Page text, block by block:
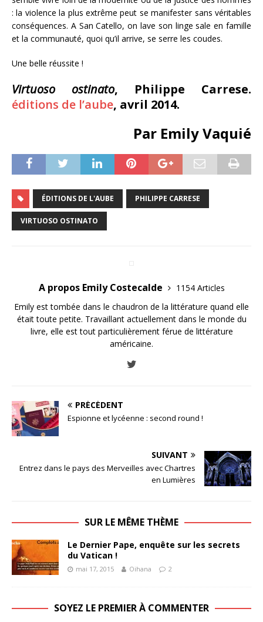
: la violence la plus extrême peut se manifester sans véritables
conséquences. A San Catello, on lave son linge sale en famille
et la communauté, quoi qu’il arrive, se serre les coudes.
Une belle réussite !
Virtuoso ostinato, Philippe Carrese.
éditions de l’aube, avril 2014.
Par Emily Vaquié
ÉDITIONS DE L'AUBE PHILIPPE CARRESE
VIRTUOSO OSTINATO
A propos Emily Costecalde
1154 Articles
Emily est tombée dans le chaudron de la littérature quand elle
était toute petite. Travaillant actuellement dans le monde du
livre, elle est tout particulièrement férue de littérature
américaine.
PRÉCÉDENT
Espionne et lycéenne : second round !
SUIVANT
Entrez dans le pays des Merveilles avec Chartres
en Lumières
SUR LE MÊME THÈME
Le Dernier Pape, enquête sur les secrets
du Vatican !
mai 17, 2015 Oihana 2
SOYEZ LE PREMIER À COMMENTER